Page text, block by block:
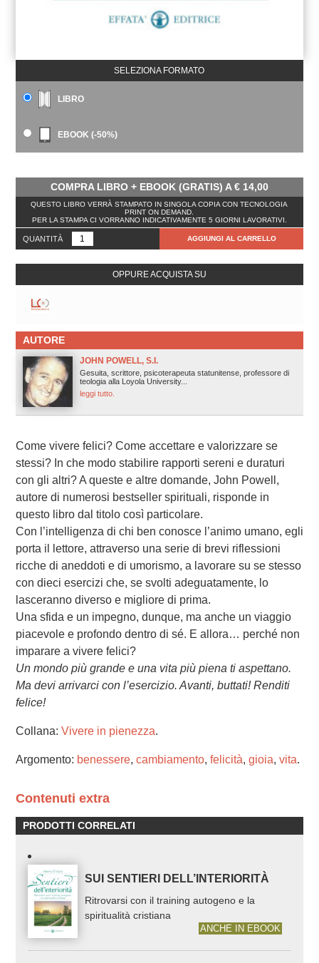
SELEZIONA FORMATO
LIBRO
EBOOK (-50%)
COMPRA LIBRO + EBOOK (GRATIS) A€14,00
QUESTO LIBRO VERRÀ STAMPATO IN SINGOLA COPIA CON TECNOLOGIA
PRINT ON DEMAND.
PER LA STAMPA CI VORRANNO INDICATIVAMENTE 5 GIORNI LAVORATIVI.
QUANTITÀ AGGIUNGI AL CARRELLO
OPPURE ACQUISTA SU
AUTORE
JOHN POWELL, S.I.
Gesuita, scrittore, psicoterapeuta statunitense, professore di
teologia alla Loyola University...
leggi tutto.
Come vivere felici? Come accettare e valorizzare se
stessi? In che modo stabilire rapporti sereni e duraturi
con gli altri? A queste e altre domande, John Powell,
autore di numerosi bestseller spirituali, risponde in
questo libro dal titolo così particolare.
Con l’intelligenza di chi ben conosce l’animo umano, egli
porta il lettore, attraverso una serie di brevi riflessioni
ricche di aneddoti e di umorismo, a lavorare su se stesso
con dieci esercizi che, se svolti adeguatamente, lo
lasceranno diverso e migliore di prima.
Una sfida e un impegno, dunque, ma anche un viaggio
piacevole e profondo dentro di sé. E allora… perché non
imparare a vivere felici?
Un mondo più grande e una vita più piena ti aspettano.
Ma devi arrivarci con l’esercizio. Avanti, buttati! Renditi
felice!
Collana: Vivere in pienezza.
Argomento: benessere, cambiamento, felicità, gioia, vita.
Contenuti extra
PRODOTTI CORRELATI
SUI SENTIERI DELL’INTERIORITÀ
Ritrovarsi con il training autogeno e la
spiritualità cristiana
ANCHE IN EBOOK